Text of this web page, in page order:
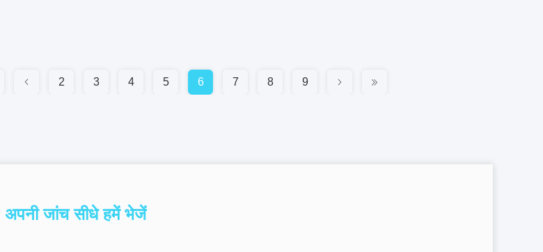
2 3 4 5 6 7 8 9
अपनी जांच सीधे हमें भेजें